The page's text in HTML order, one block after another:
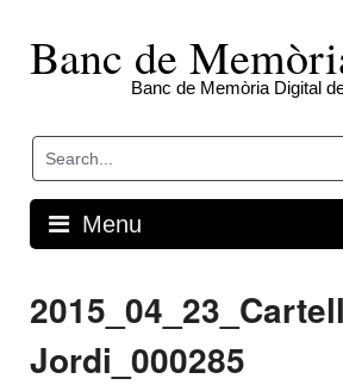
contentBanc de
Banc de Memòria Digital
Menu
Jordi_000285